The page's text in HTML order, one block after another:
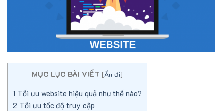
MỤC LỤC BÀI VIẾT [Ẩn đi]
1 Tối ưu website hiệu quả như thế nào?
2 Tối ưu tốc độ truy cập